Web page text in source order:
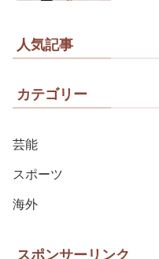
人気記事
カテゴリー
芸能
スポーツ
海外
スポンサーリンク